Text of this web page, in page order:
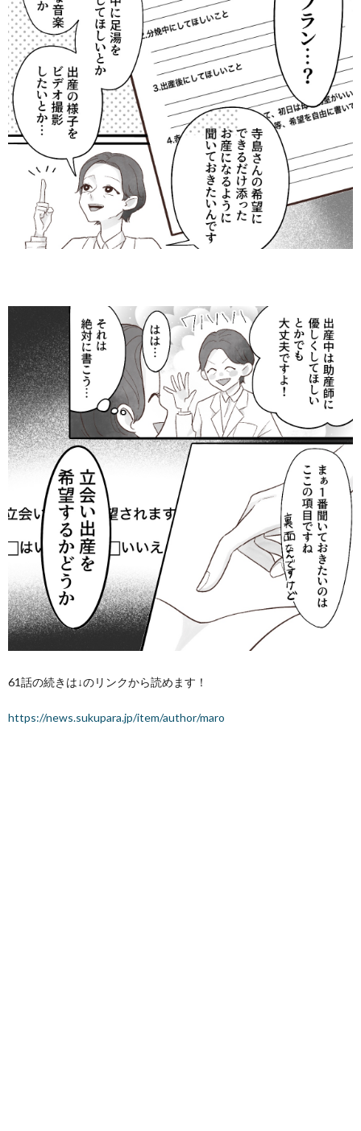
61話の続きは↓のリンクから読めます！
https://news.sukupara.jp/item/author/maro